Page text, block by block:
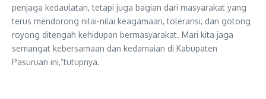
penjaga kedaulatan, tetapi juga bagian dari masyarakat yang
terus mendorong nilai-nilai keagamaan, toleransi, dan gotong
royong ditengah kehidupan bermasyarakat. Mari kita jaga
semangat kebersamaan dan kedamaian di Kabupaten
Pasuruan ini,”tutupnya.